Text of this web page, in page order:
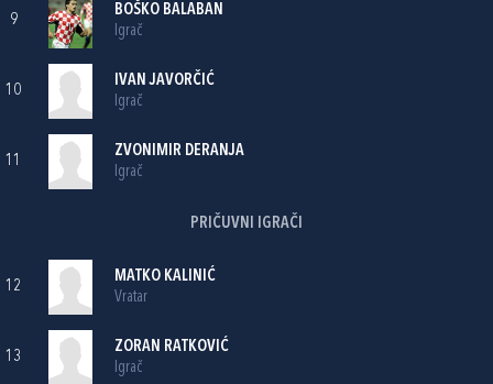
9
BOŠKO BALABAN
Igrač
10
IVAN JAVORČIĆ
Igrač
11
ZVONIMIR DERANJA
Igrač
PRIČUVNI IGRAČI
12
MATKO KALINIĆ
Vratar
13
ZORAN RATKOVIĆ
Igrač